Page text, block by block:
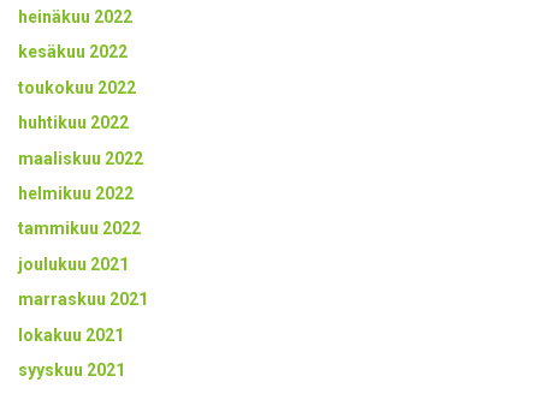
heinäkuu 2022
kesäkuu 2022
toukokuu 2022
huhtikuu 2022
maaliskuu 2022
helmikuu 2022
tammikuu 2022
joulukuu 2021
marraskuu 2021
lokakuu 2021
syyskuu 2021